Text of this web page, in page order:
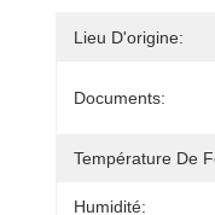
Lieu D'origine:
Documents:
Température De
Humidité: